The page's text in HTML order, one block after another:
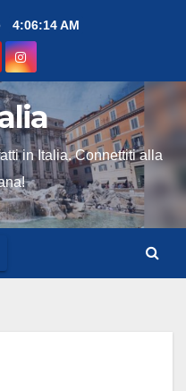
4:06:15 AM
in Italia. Connettiti alla